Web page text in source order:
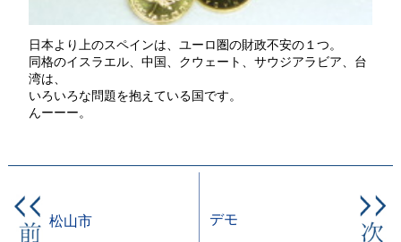
日本より上のスペインは、ユーロ圏の財政不安の１つ。
同格のイスラエル、中国、クウェート、サウジアラビア、台
湾は、
いろいろな問題を抱えている国です。
んーーー。
松山市 デモ